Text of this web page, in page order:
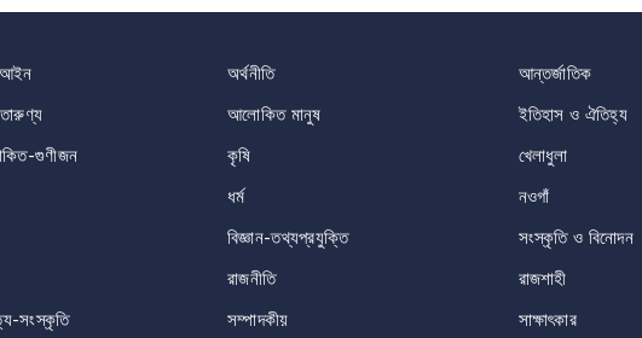
অর্থনীতি আন্তর্জাতিক
আলোকিত মানুষ ইতিহাস ও ঐতিহ্য
গুণীজন কৃষি খেলাধুলা
ধর্ম নওগাঁ
বিজ্ঞান-তথ্যপ্রযুক্তি সংস্কৃতি ও বিনোদন
রাজনীতি রাজশাহী
সংস্কৃতি সম্পাদকীয় সাক্ষাৎকার